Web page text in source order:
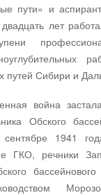
пути» и
лет
путей Сибири и
война
Обского
1941
ГКО, речники